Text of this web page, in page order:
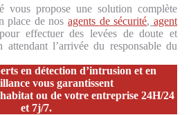
vous propose une solution complète
place de nosagents de sécurité,agent
pour effectuer des levées de doute et
attendant l’arrivée du responsable du
en détection d’intrusion et en
vous garantissent
ou de votre entreprise 24H/24
et 7j/7.